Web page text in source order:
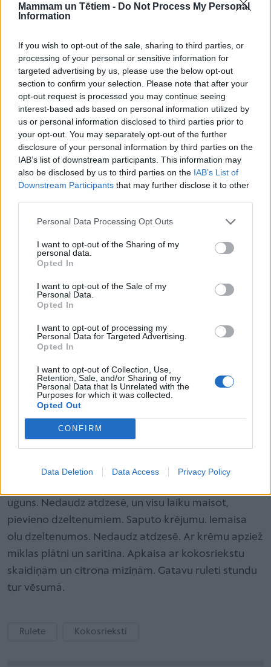
Mammam un Tētiem - Do Not Process My Personal
Information
If you wish to opt-out of the sale, sharing to third parties, or
processing of your personal or sensitive information for
targeted advertising by us, please use the below opt-out
section to confirm your selection. Please note that after your
opt-out request is processed you may continue seeing
interest-based ads based on personal information utilized by
us or personal information disclosed to third parties prior to
your opt-out. You may separately opt-out of the further
disclosure of your personal information by third parties on the
IAB’s list of downstream participants. This information may
also be disclosed by us to third parties on the IAB’s List of
Downstream Participants that may further disclose it to other
Personal Data Processing Opt Outs
I want to opt-out of the Sharing of my
personal data.
Opted In
I want to opt-out of the Sale of my
Personal Data.
Opted In
I want to opt-out of processing my
Personal Data for Targeted Advertising.
Opted In
I want to opt-out of Collection, Use,
Retention, Sale, and/or Sharing of my
Personal Data that Is Unrelated with the
Purposes for which it was collected.
Opted Out
CONFIRM
Data Deletion Data Access Privacy Policy
Gatavošanas laiks: apmēram 30 min, no tām 5 min.
Lasītākais
Neparasts izskaidrojums tam, kāpēc dažreiz
pieķeram sevi, pārlūkojot vecas fotogrāfijas
telefonā – un tā nav nostalģija
''Mamma piespieda mani apprecēties 16 gadu
vecumā. Nesaprotu, kā to var nodarīt savam
bērnam''
"Es taču teicu, ka ar viņu tev laimes nebūs..." jeb
samaisa ar cepamo pulveri un kokosriekstu
skaidiņām. Iemaisa saputotajās olās. Uz plāts, kas
pārklāta ar cepamo papīru, ar mīklu noklāj 30x40
cm lielu laukumu. Cep krāsns vidusdaļā 250 grādos
apmēram 5 minūtes. Cepamo papīru apkaisa ar
rotājumam domātajām kokosriekstu skaidiņām. Uz
papīra liek izcepto plātni. Želatīnu 10 minūtes
briedina aukstā ūdenī. Saputo dzeltenumus un
cukuru. Pievieno citronu sulu un miziņas. Želatīnam
uguns. Nedaudz atdzesē, un visu laiku maisot,
pievieno dzeltenumiem. Saputo krējumu. Iemaisa
olu dzeltenumos. Nedaudz atdzesē. Ar krēmu apziež
mīklas plātni un saritina. Apkaisa ar kokosriekstu
skaidiņām un citrona miziņām. Gatavu ruleti stundu
tur vēsumā.
Rulete Kokosrieksti